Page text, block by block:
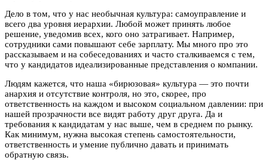
Дело в том, что у нас необычная культура: самоуправление и
всего два уровня иерархии. Любой может принять любое
решение, уведомив всех, кого оно затрагивает. Например,
сотрудники сами повышают себе зарплату. Мы много про это
рассказываем и на собеседованиях и часто сталкиваемся с тем,
что у кандидатов идеализированные представления о компании.
Людям кажется, что наша «бирюзовая» культура — это почти
анархия и отсутствие контроля, но это, скорее, про
ответственность на каждом и высоком социальном давлении: при
нашей прозрачности все видят работу друг друга. Да и
требования к кандидатам у нас выше, чем в среднем по рынку.
Как минимум, нужна высокая степень самостоятельности,
ответственность и умение публично давать и принимать
обратную связь.